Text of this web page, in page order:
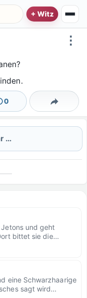
⋮
0
Kommentare Teilen
…
Jetons und geht
bittet sie die
eine Schwarzhaarige
sagt wird